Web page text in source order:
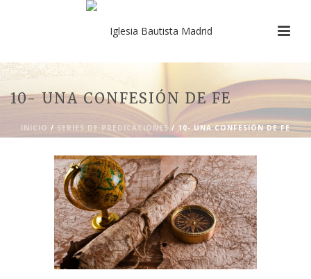
10- UNA CONFESIÓN DE FE
INICIO / SERIES DE PREDICACIONES / 10- UNA CONFESIÓN DE FE